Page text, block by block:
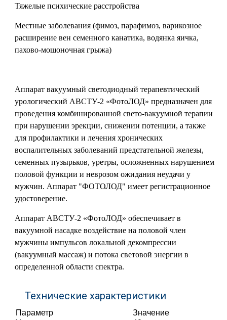
Тяжелые психические расстройства
Местные заболевания (фимоз, парафимоз, варикозное
расширение вен семенного канатика, водянка яичка,
пахово-мошоночная грыжа)
Аппарат вакуумный светодиодный терапевтический
урологический АВСТУ-2 «ФотоЛОД» предназначен для
проведения комбинированной свето-вакуумной терапии
при нарушении эрекции, снижении потенции, а также
для профилактики и лечения хронических
воспалительных заболеваний предстательной железы,
семенных пузырьков, уретры, осложненных нарушением
половой функции и неврозом ожидания неудачи у
мужчин. Аппарат "ФОТОЛОД" имеет регистрационное
удостоверение.
Аппарат АВСТУ-2 «ФотоЛОД» обеспечивает в
вакуумной насадке воздействие на половой член
мужчины импульсов локальной декомпрессии
(вакуумный массаж) и потока световой энергии в
определенной области спектра.
Технические характеристики
Параметр
Значение